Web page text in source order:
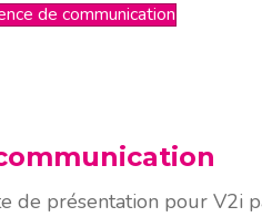
de communication
de présentation pour V2i